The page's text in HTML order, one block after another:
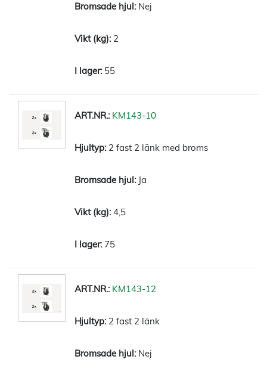
Nej
2
55
KM143-10
2 fast 2 länk med broms
Ja
4,5
75
KM143-12
2 fast 2 länk
Nej